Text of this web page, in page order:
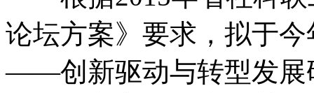
论坛方案》要求，拟于
——创新驱动与转型发展